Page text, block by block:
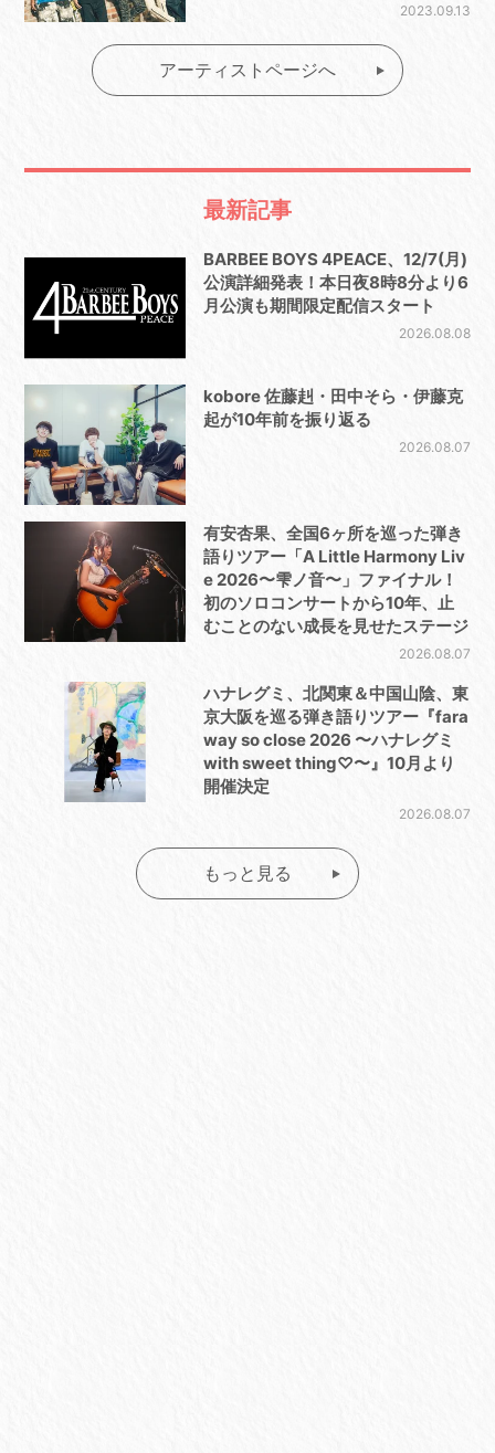
2023.09.13
アーティストページへ
最新記事
BARBEE BOYS 4PEACE、12/7(月)
公演詳細発表！本日夜8時8分より6
月公演も期間限定配信スタート
2026.08.08
kobore 佐藤赳・田中そら・伊藤克
起が10年前を振り返る
2026.08.07
有安杏果、全国6ヶ所を巡った弾き
語りツアー「A Little Harmony Liv
e 2026〜雫ノ音〜」ファイナル！
初のソロコンサートから10年、止
むことのない成長を見せたステージ
2026.08.07
ハナレグミ、北関東＆中国山陰、東
京大阪を巡る弾き語りツアー『fara
way so close 2026 〜ハナレグミ
with sweet thing♡〜』10月より
開催決定
2026.08.07
もっと見る